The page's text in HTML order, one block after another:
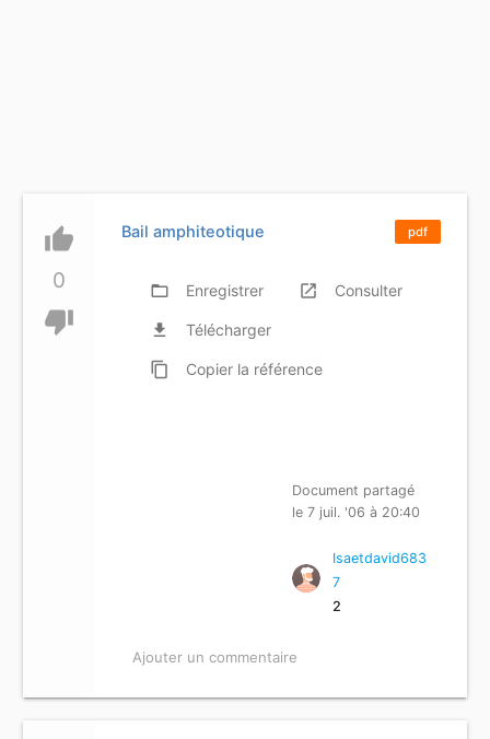
thumb_up
0
thumb_down
pdf
Bail amphiteotique
folder_open Enregistrer launch Consulter
file_download Télécharger
content_copy Copier la référence
Document partagé
le 7 juil. '06 à 20:40
Isaetdavid683
7
2
Ajouter un commentaire